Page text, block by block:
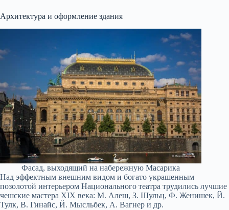
Архитектура и оформление здания
Фасад, выходящий на набережную Масарика
Над эффектным внешним видом и богато украшенным
позолотой интерьером Национального театра трудились лучшие
чешские мастера XIX века: М. Алеш, З. Шульц, Ф. Женишек, Й.
Тулк, В. Гинайс, Й. Мысльбек, А. Вагнер и др.